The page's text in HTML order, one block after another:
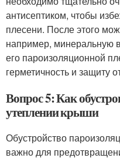
антисептиком, чтобы
плесени. После этого
например, минеральную
его пароизоляционной
герметичность и защиту
Вопрос 5: Как
утеплении крыши
Обустройство
важно для